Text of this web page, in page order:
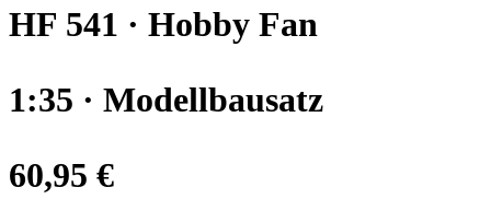
HF 541 · Hobby Fan
1:35 · Modellbausatz
60,95 €